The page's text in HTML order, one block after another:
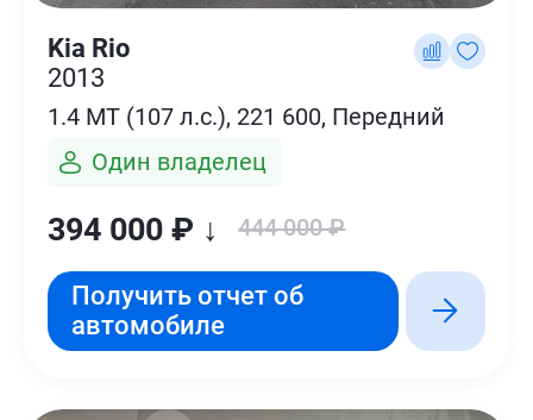
Kia Rio
2013
1.4 MT (107 л.с.), 221 600, Передний
Один владелец
394 000 ₽ ↓ 444 000 ₽
Получить отчет об
автомобиле